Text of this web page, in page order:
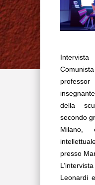
professor
della
secondo
Milano,
presso
Leonardi